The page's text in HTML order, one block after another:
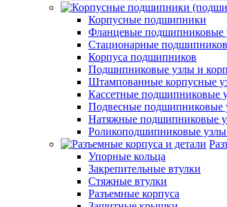
Корпусные подшипники
Фланцевые подшипниковые
Стационарные
Корпуса подшипников
Подшипниковые узлы и
Штампованные корпусные
Кассетные подшипниковые
Подвесные подшипниковые
Натяжные подшипниковые
Роликоподшипниковые узлы
Упорные кольца
Закрепительные втулки
Стяжные втулки
Разъемные корпуса